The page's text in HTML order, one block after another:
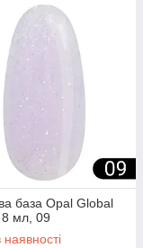
база Opal Global
мл, 09